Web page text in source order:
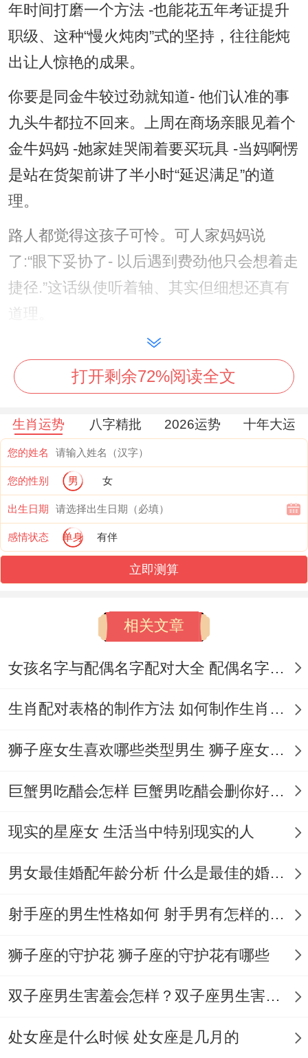
年时间打磨一个方法 -也能花五年考证提升
职级、这种“慢火炖肉”式的坚持，往往能炖
出让人惊艳的成果。
你要是同金牛较过劲就知道- 他们认准的事
九头牛都拉不回来。上周在商场亲眼见着个
金牛妈妈 -她家娃哭闹着要买玩具 -当妈啊愣
是站在货架前讲了半小时“延迟满足”的道
理。
路人都觉得这孩子可怜。可人家妈妈说
了:“眼下妥协了- 以后遇到费劲他只会想着走
捷径.”这话纵使听着轴、其实但细想还真有
道理。
金牛的倔强就像老树盘根,表面看着不动声
色、底下早就扎扎实实长成了自己的形状！
时候.上次聚会,有个金牛哥们非说某部电影
评分虚高,为了证明自己观点;他硬是把豆瓣
前100条影评做了词频拆开看，还做了PPT
现场讲解。
虽说遇到大家归根到底都被他说服了 但这份
较真劲儿也真是没谁了。这种“死磕到底”的
活琐事上难免让人觉得他们活得一点点累.
如果说金牛的倔是温火慢炖 -那狮子座的倔
面子看得比命还决定性。
有个做销售总监的狮子座朋友~当年为了拿
报告,就由于客户随口说了句“你们专业度不
够”！
浓咖啡续命~办公桌抽屉里备着速效救心丸.
狮子座的字典里压根没有“认输”俩字。
他们宁可在暴雨里站着淋成落汤鸡，也不论
狮子的倔还尤其有戏剧性。
前阵子健身房有个小哥、明明膝盖都肿了还
打开剩余72%阅读全文
生肖运势 八字精批 2026运势 十年大运
您的姓名
您的性别 男 女
出生日期
感情状态 单身 有伴
立即测算
相关文章
女孩名字与配偶名字配对大全 配偶名字配对女孩版
生肖配对表格的制作方法 如何制作生肖配对表格
狮子座女生喜欢哪些类型男生 狮子座女生喜欢哪种男生
巨蟹男吃醋会怎样 巨蟹男吃醋会删你好友吗
现实的星座女 生活当中特别现实的人
男女最佳婚配年龄分析 什么是最佳的婚配年龄吗
射手座的男生性格如何 射手男有怎样的性格
狮子座的守护花 狮子座的守护花有哪些
双子座男生害羞会怎样？双子座男生害羞的表现 双子座男生害羞会怎么样
处女座是什么时候 处女座是几月的